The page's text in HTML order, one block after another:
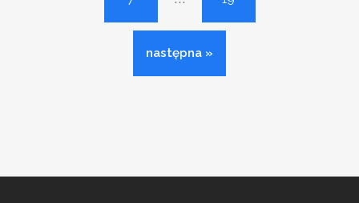
następna »